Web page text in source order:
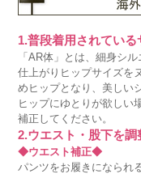
1.普段着用されている
「AR体」とは、細身シ
仕上がりヒップサイズを
めヒップとなり、美しい
ヒップにゆとりが欲しい
補正してください。
2.ウエスト・股下を調
◆ウエスト補正◆
パンツをお履きになられ